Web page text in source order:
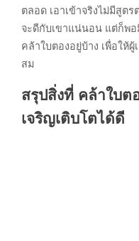
ตลอด เอาเข้าจริงไม่มีสูต
จะดีกับเขาแน่นอน แต่ก็พ
คล้าใบตองอยู่บ้าง เพื่อให้ผู้
สม
สรุปสิ่งที่ คล้าใบต
เจริญเติบโตได้ดี